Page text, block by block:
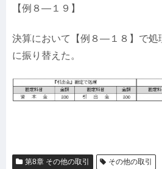
【例８—１９】
決算において【例８—１８】で処
に振り替えた。
第8章 その他の取引 その他の取引